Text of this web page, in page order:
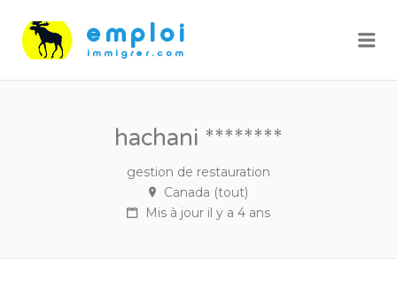
hachani ********
gestion de restauration
Canada (tout)
Mis à jour il y a 4 ans